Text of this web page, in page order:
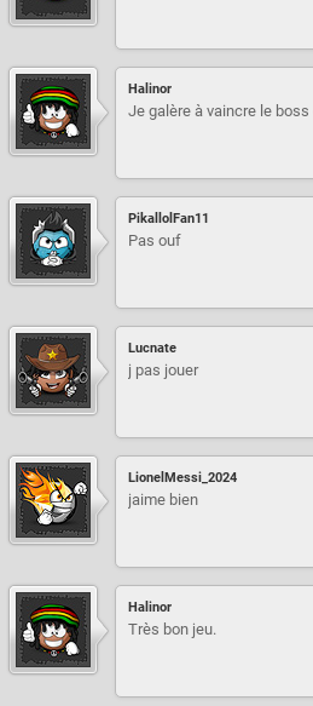
Halinor
Je galère à vaincre le boss
PikallolFan11
Pas ouf
Lucnate
j pas jouer
LionelMessi_2024
jaime bien
Halinor
Très bon jeu.